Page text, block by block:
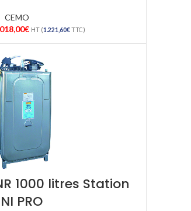
CEMO
€ HT (1.221,60€TTC)
1000 litres Station
PRO